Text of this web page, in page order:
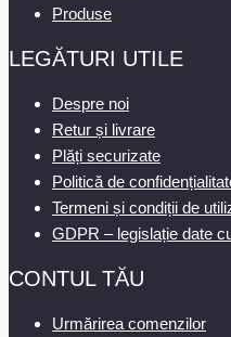
Produse
LEGĂTURI UTILE
Despre noi
Retur și livrare
Plăți securizate
Politică de
Termeni și condiții de
GDPR – legislație date
CONTUL TĂU
Urmărirea comenzilor